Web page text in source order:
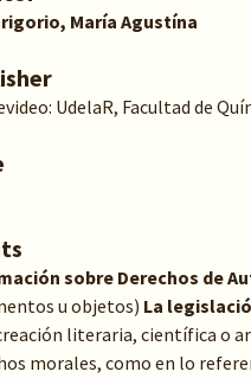
María Agustína
UdelaR, Facultad de
sobre Derechos de
u objetos) La
literaria, científica o
morales, como en lo